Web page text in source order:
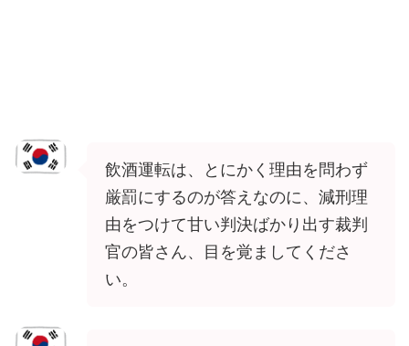
飲酒運転は、とにかく理由を問わず
厳罰にするのが答えなのに、減刑理
由をつけて甘い判決ばかり出す裁判
官の皆さん、目を覚ましてくださ
い。